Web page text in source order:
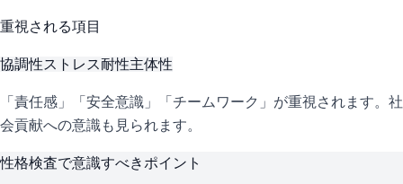
重視される項目
協調性ストレス耐性主体性
「責任感」「安全意識」「チームワーク」が重視されます。社
会貢献への意識も見られます。
性格検査で意識すべきポイント